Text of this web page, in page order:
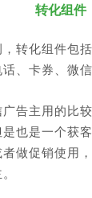
转化组件
转化组件包
话、卡券、微
告主用的比
也是一个获
做促销使用